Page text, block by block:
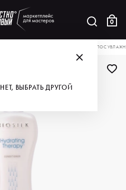
0
НЕТ, ВЫБРАТЬ ДРУГОЙ
BIOSILK КОНДИЦИОНЕР ДЛЯ ВОЛОС